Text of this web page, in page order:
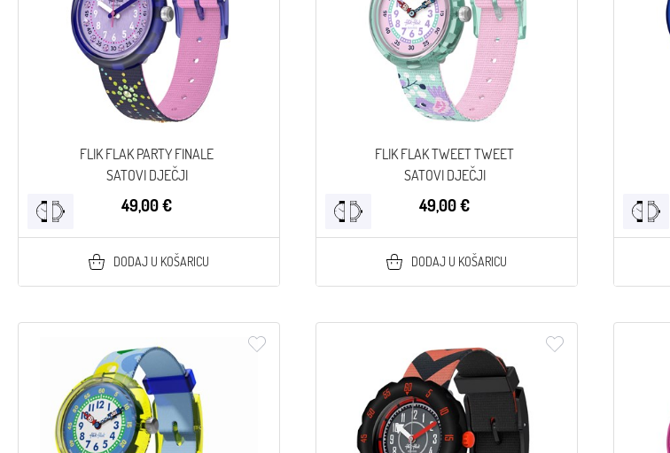
FLIK FLAK PARTY FINALE
SATOVI DJEČJI
49,00 €
DODAJ U KOŠARICU
FLIK FLAK TWEET TWEET
SATOVI DJEČJI
49,00 €
DODAJ U KOŠARICU